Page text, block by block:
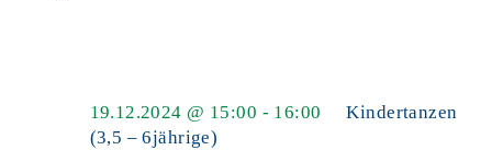
19.12.2024 @ 15:00 - 16:00
Kindertanzen
(3,5 – 6jährige)